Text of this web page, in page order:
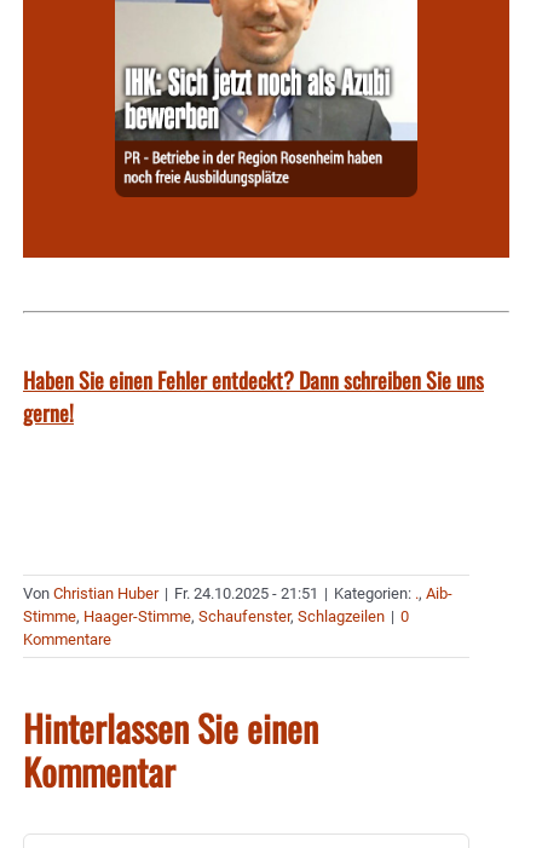
Haben Sie einen Fehler entdeckt? Dann schreiben Sie uns
gerne!
Von Christian Huber | Fr. 24.10.2025 - 21:51 | Kategorien: ., Aib-
Stimme, Haager-Stimme, Schaufenster, Schlagzeilen | 0
Kommentare
Hinterlassen Sie einen
Kommentar